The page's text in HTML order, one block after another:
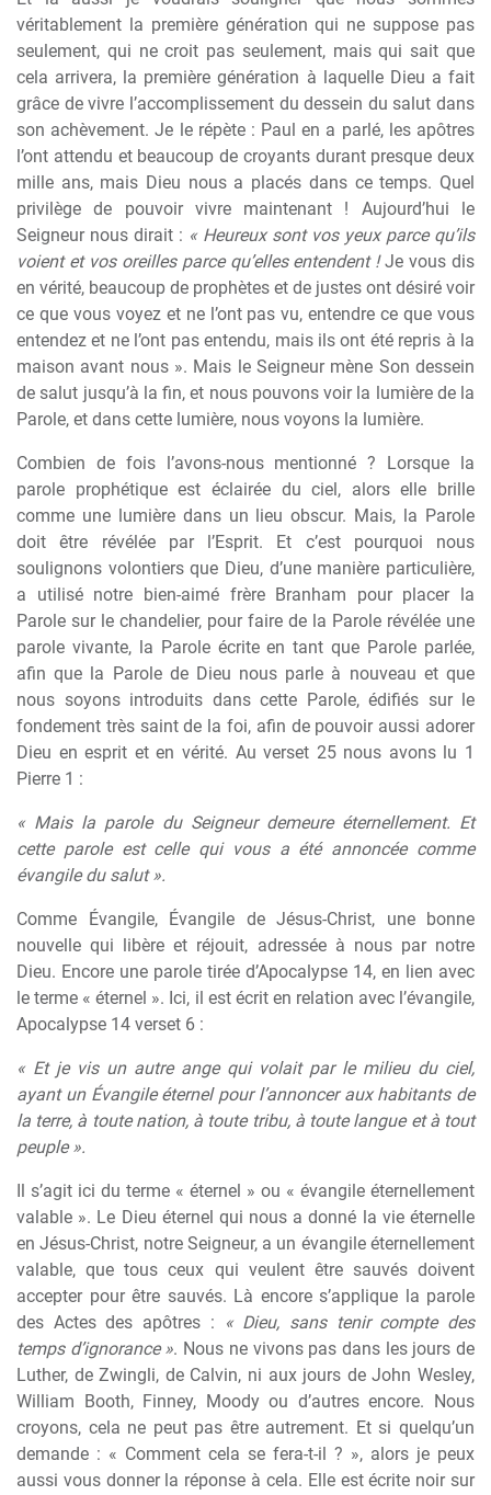
véritablement la première génération qui ne suppose pas
seulement, qui ne croit pas seulement, mais qui sait que
cela arrivera, la première génération à laquelle Dieu a fait
grâce de vivre l’accomplissement du dessein du salut dans
son achèvement. Je le répète : Paul en a parlé, les apôtres
l’ont attendu et beaucoup de croyants durant presque deux
mille ans, mais Dieu nous a placés dans ce temps. Quel
privilège de pouvoir vivre maintenant ! Aujourd’hui le
Seigneur nous dirait : « Heureux sont vos yeux parce qu’ils
voient et vos oreilles parce qu’elles entendent !Je vous dis
en vérité, beaucoup de prophètes et de justes ont désiré voir
ce que vous voyez et ne l’ont pas vu, entendre ce que vous
entendez et ne l’ont pas entendu, mais ils ont été repris à la
maison avant nous ». Mais le Seigneur mène Son dessein
de salut jusqu’à la fin, et nous pouvons voir la lumière de la
Parole, et dans cette lumière, nous voyons la lumière.
Combien de fois l’avons-nous mentionné ? Lorsque la
parole prophétique est éclairée du ciel, alors elle brille
comme une lumière dans un lieu obscur. Mais, la Parole
doit être révélée par l’Esprit. Et c’est pourquoi nous
soulignons volontiers que Dieu, d’une manière particulière,
a utilisé notre bien-aimé frère Branham pour placer la
Parole sur le chandelier, pour faire de la Parole révélée une
parole vivante, la Parole écrite en tant que Parole parlée,
afin que la Parole de Dieu nous parle à nouveau et que
nous soyons introduits dans cette Parole, édifiés sur le
fondement très saint de la foi, afin de pouvoir aussi adorer
Dieu en esprit et en vérité. Au verset 25 nous avons lu 1
Pierre 1 :
« Mais la parole du Seigneur demeure éternellement. Et
cette parole est celle qui vous a été annoncée comme
évangile du salut ».
Comme Évangile, Évangile de Jésus-Christ, une bonne
nouvelle qui libère et réjouit, adressée à nous par notre
Dieu. Encore une parole tirée d’Apocalypse 14, en lien avec
le terme « éternel ». Ici, il est écrit en relation avec l’évangile,
Apocalypse 14 verset 6 :
« Et je vis un autre ange qui volait par le milieu du ciel,
ayant un Évangile éternel pour l’annoncer aux habitants de
la terre, à toute nation, à toute tribu, à toute langue et à tout
peuple ».
Il s’agit ici du terme « éternel » ou « évangile éternellement
valable ». Le Dieu éternel qui nous a donné la vie éternelle
en Jésus-Christ, notre Seigneur, a un évangile éternellement
valable, que tous ceux qui veulent être sauvés doivent
accepter pour être sauvés. Là encore s’applique la parole
des Actes des apôtres :
« Dieu, sans tenir compte des
temps d’ignorance ». Nous ne vivons pas dans les jours de
Luther, de Zwingli, de Calvin, ni aux jours de John Wesley,
William Booth, Finney, Moody ou d’autres encore. Nous
croyons, cela ne peut pas être autrement. Et si quelqu’un
demande : « Comment cela se fera-t-il ? », alors je peux
aussi vous donner la réponse à cela. Elle est écrite noir sur